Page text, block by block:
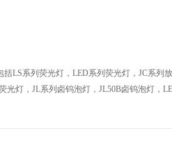
LS系列荧光灯，LED系列荧光灯，JC系列
光灯，JL系列卤钨泡灯，JL50B卤钨泡灯，